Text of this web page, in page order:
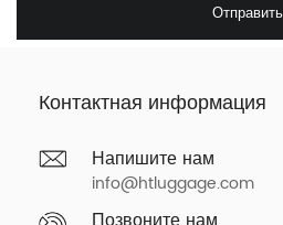
Отправить
Контактная информация
Напишите нам
info@htluggage.com